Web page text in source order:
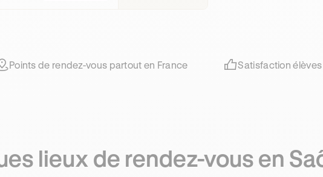
Points de rendez-vous partout en France Satisfaction élèves
lieux de rendez-vous en